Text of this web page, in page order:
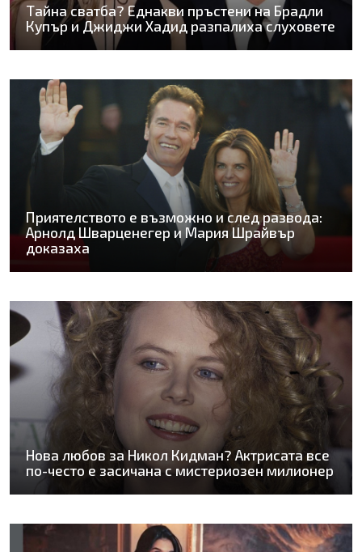
Тайна сватба? Еднакви пръстени на Брадли
Купър и Джиджи Хадид разпалиха слуховете
Приятелството е възможно и след развода:
Арнолд Шварценегер и Мария Шрайвър
доказаха
Нова любов за Никол Кидман? Актрисата все
по-често е засичана с мистериозен милионер